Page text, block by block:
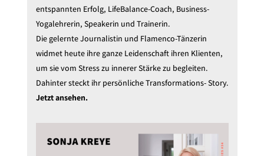
entspannten Erfolg, LifeBalance-Coach, Business-
Yogalehrerin, Speakerin und Trainerin.
Die gelernte Journalistin und Flamenco-Tänzerin
widmet heute ihre ganze Leidenschaft ihren Klienten,
um sie vom Stress zu innerer Stärke zu begleiten.
Dahinter steckt ihr persönliche Transformations- Story.
Jetzt ansehen.